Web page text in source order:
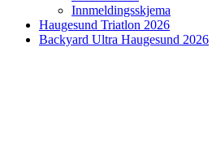
Innmeldingsskjema
Haugesund Triatlon 2026
Backyard Ultra Haugesund 2026